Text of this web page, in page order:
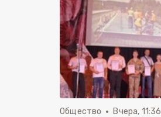
Общество Вчера, 11:36